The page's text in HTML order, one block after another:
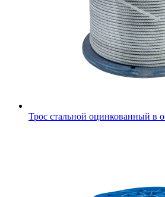
Трос стальной оцинкованный в